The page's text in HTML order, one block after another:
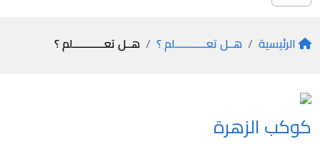
الرئيسية هــل تعـــــــــــلم ؟ هــل تعـــــــــــلم ؟
كوكب الزهرة